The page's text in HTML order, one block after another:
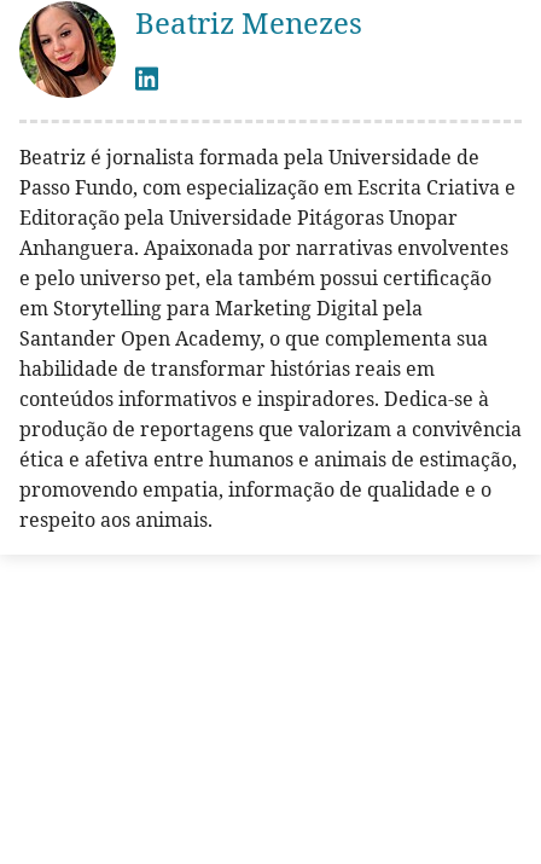
Beatriz Menezes
Beatriz é jornalista formada pela Universidade de
Passo Fundo, com especialização em Escrita Criativa e
Editoração pela Universidade Pitágoras Unopar
Anhanguera. Apaixonada por narrativas envolventes
e pelo universo pet, ela também possui certificação
em Storytelling para Marketing Digital pela
Santander Open Academy, o que complementa sua
habilidade de transformar histórias reais em
conteúdos informativos e inspiradores. Dedica-se à
produção de reportagens que valorizam a convivência
ética e afetiva entre humanos e animais de estimação,
promovendo empatia, informação de qualidade e o
respeito aos animais.